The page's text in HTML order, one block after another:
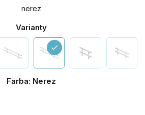
nerez
Varianty
check
Farba: Nerez